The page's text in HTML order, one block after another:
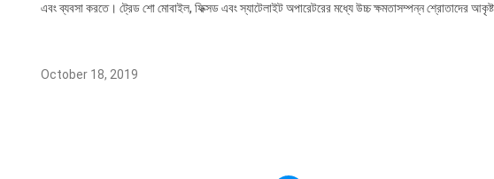
এবং ব্যবসা করতে। ট্রেড শো মোবাইল, ফিক্সড এবং স্যাটেলাইট অপারেটরের মধ্যে উচ্চ ক্ষমতাসম্পন্ন শ্রোতাদের
October 18, 2019